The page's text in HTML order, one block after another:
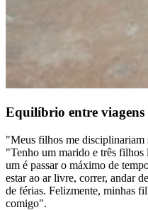
Equilíbrio entre
"Meus filhos me disciplinariam
"Tenho um marido e três
um é passar o máximo de
estar ao ar livre, correr, andar
de férias. Felizmente, minhas
comigo".